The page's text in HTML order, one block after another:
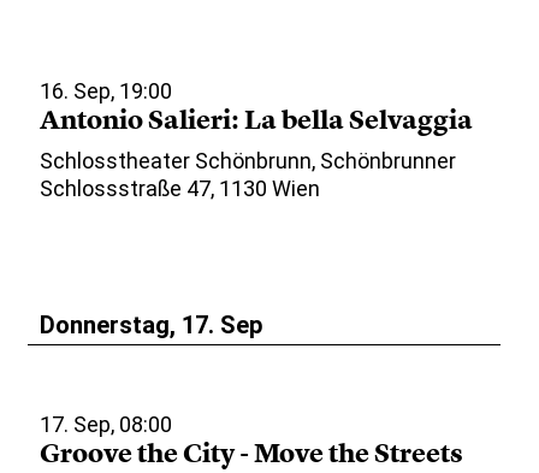
16. Sep, 19:00
Antonio Salieri: La bella Selvaggia
Schlosstheater Schönbrunn, Schönbrunner
Schlossstraße 47, 1130 Wien
Donnerstag, 17. Sep
17. Sep, 08:00
Groove the City - Move the Streets